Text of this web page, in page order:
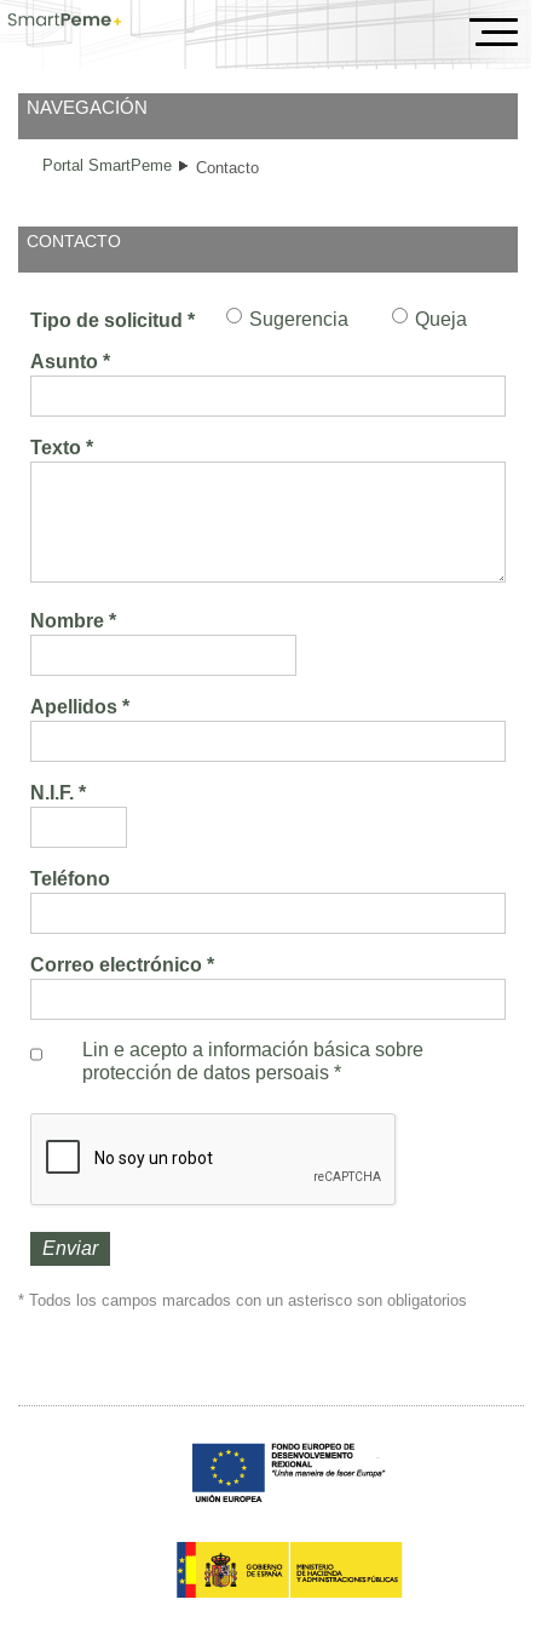
Contacto
NAVEGACIÓN
Portal SmartPeme Contacto
CONTACTO
Tipo de solicitud * Sugerencia Queja
Asunto *
Texto *
Nombre *
Apellidos *
N.I.F. *
Teléfono
Correo electrónico *
Lin e acepto a información básica sobre
protección de datos persoais *
* Todos los campos marcados con un asterisco son obligatorios